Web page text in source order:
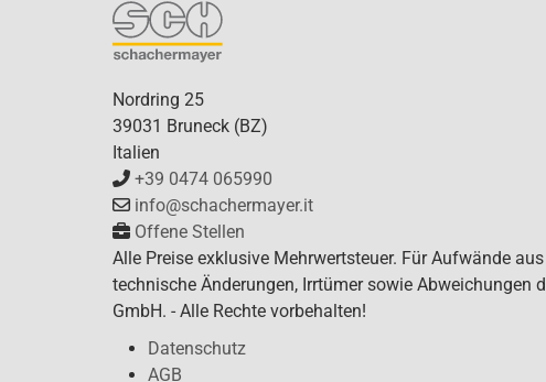
Nordring 25
39031 Bruneck (BZ)
Italien
+39 0474 065990
info@schachermayer.it
Offene Stellen
Alle Preise exklusive Mehrwertsteuer. Für Aufwände
technische Änderungen, Irrtümer sowie Abweichungen
GmbH. - Alle Rechte vorbehalten!
Datenschutz
AGB